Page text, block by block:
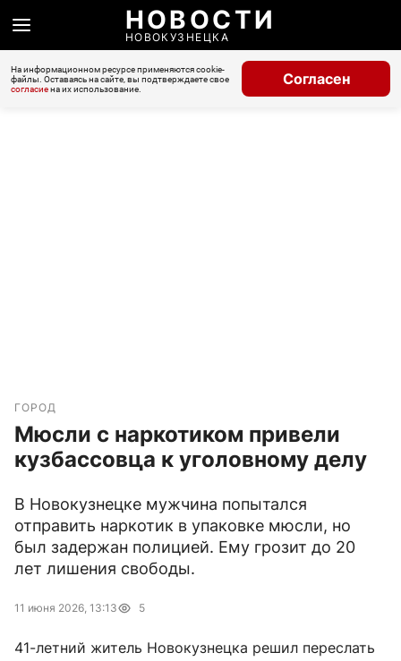
НОВОСТИ
НОВОКУЗНЕЦКА
На информационном ресурсе применяются cookie-
файлы. Оставаясь на сайте, вы подтверждаете свое
согласиена их использование.
Согласен
ГОРОД
Мюсли с наркотиком привели
кузбассовца к уголовному делу
В Новокузнецке мужчина попытался
отправить наркотик в упаковке мюсли, но
был задержан полицией. Ему грозит до 20
лет лишения свободы.
11 июня 2026, 13:13 5
41-летний житель Новокузнецка решил переслать